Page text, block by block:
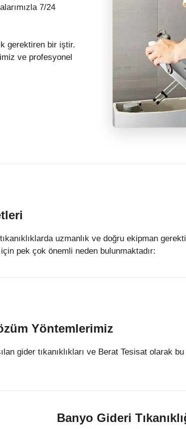
7/24
gerektiren bir iştir.
ve profesyonel
uzmanlık ve doğru ekipman
pek çok önemli neden bulunmaktadır:
Yöntemlerimiz
gider tıkanıklıkları ve Berat Tesisat olarak
Banyo Gideri